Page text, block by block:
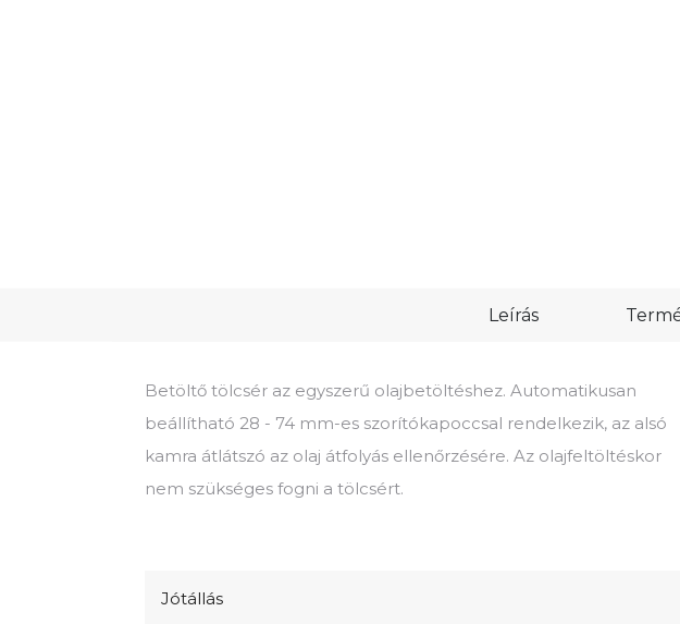
Leírás
Betöltő tölcsér az egyszerű olajbetöltéshez. Automatikusan
beállítható 28 - 74 mm-es szorítókapoccsal rendelkezik, az alsó
kamra átlátszó az olaj átfolyás ellenőrzésére. Az olajfeltöltéskor
nem szükséges fogni a tölcsért.
Jótállás